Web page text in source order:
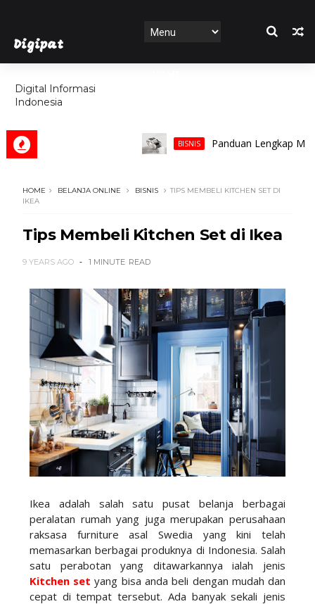
Digipat
Digital Informasi
Indonesia
FEATURES
BISNIS Panduan Lengkap Memilih
HOME BELANJA ONLINE BISNIS
TIPS MEMBELI KITCHEN SET DI
IKEA
Tips Membeli Kitchen Set di Ikea
9 YEARS AGO 1 MINUTE READ
Ikea adalah salah satu pusat belanja berbagai
peralatan rumah yang juga merupakan perusahaan
raksasa furniture asal Swedia yang kini telah
memasarkan berbagai produknya di Indonesia. Salah
satu perabotan yang ditawarkannya ialah jenis
Kitchen set yang bisa anda beli dengan mudah dan
cepat di tempat tersebut. Ada banyak sekali jenis